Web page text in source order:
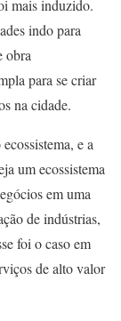
mais induzido.
indo para
obra
para se criar
na cidade.
e a
um ecossistema
em uma
de indústrias,
foi o caso em
de alto valor